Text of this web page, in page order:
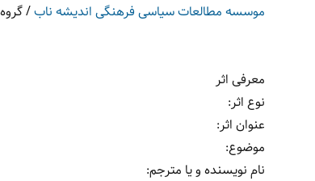
موسسه مطالعات سیاسی فرهنگی اندیشه ناب/
معرفی اثر
نوع اثر:
عنوان اثر:
موضوع:
نام نویسنده و یا مترجم: